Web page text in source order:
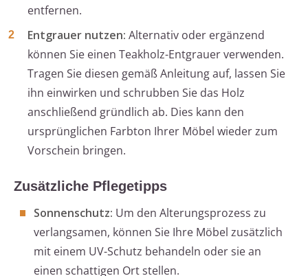
entfernen.
Entgrauer nutzen: Alternativ oder ergänzend
können Sie einen Teakholz-Entgrauer verwenden.
Tragen Sie diesen gemäß Anleitung auf, lassen Sie
ihn einwirken und schrubben Sie das Holz
anschließend gründlich ab. Dies kann den
ursprünglichen Farbton Ihrer Möbel wieder zum
Vorschein bringen.
Zusätzliche Pflegetipps
Sonnenschutz: Um den Alterungsprozess zu
verlangsamen, können Sie Ihre Möbel zusätzlich
mit einem UV-Schutz behandeln oder sie an
einen schattigen Ort stellen.